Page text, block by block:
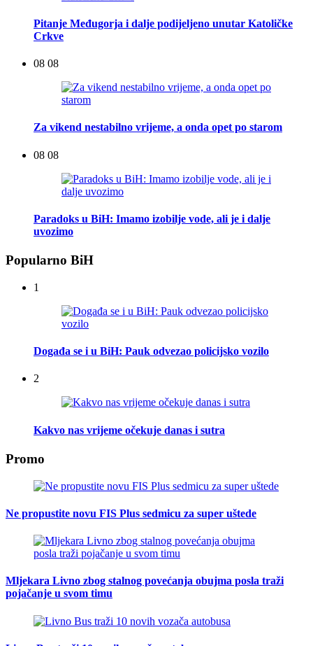
Pitanje Međugorja i dalje podijeljeno unutar Katoličke
Crkve
08 08
Za vikend nestabilno vrijeme, a onda opet po starom
08 08
Paradoks u BiH: Imamo izobilje vode, ali je i dalje
uvozimo
Popularno BiH
1
Događa se i u BiH: Pauk odvezao policijsko vozilo
2
Kakvo nas vrijeme očekuje danas i sutra
Promo
Ne propustite novu FIS Plus sedmicu za super uštede
Mljekara Livno zbog stalnog povećanja obujma posla traži
pojačanje u svom timu